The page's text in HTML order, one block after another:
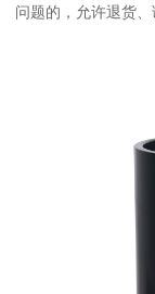
问题的，允许退货、